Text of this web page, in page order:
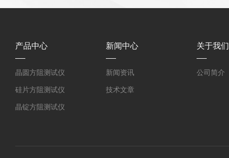
产品中心
晶圆方阻测试仪
硅片方阻测试仪
晶锭方阻测试仪
新闻中心
新闻资讯
技术文章
关于我们
公司简介